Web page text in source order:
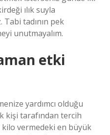
ılık suyla
tadının pek
unutmayalım.
etki
yardımcı olduğu
kişi tarafından tercih
kilo vermedeki en büyük